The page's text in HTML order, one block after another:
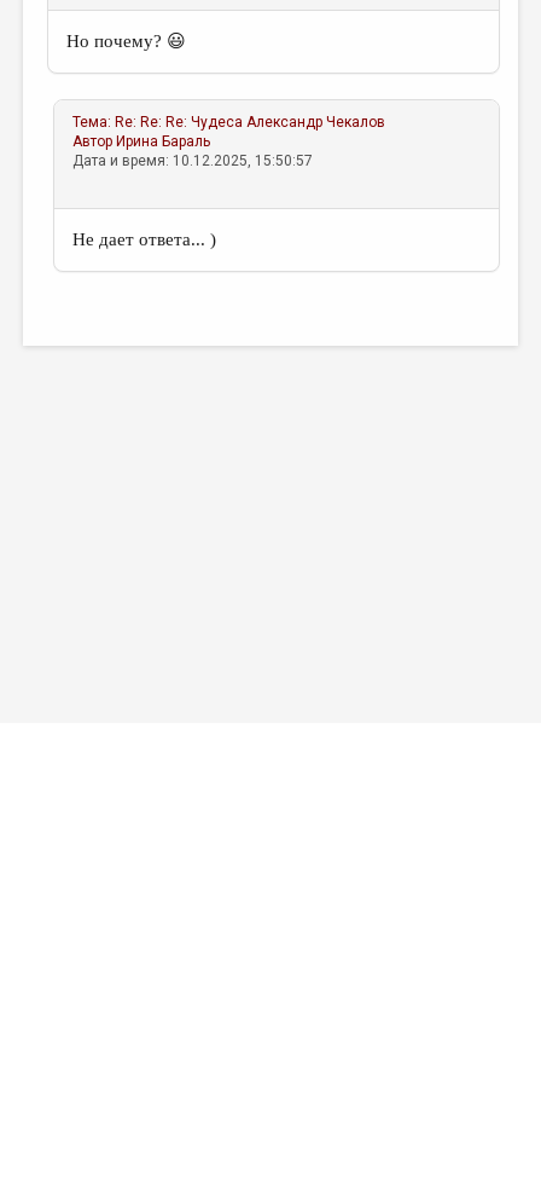
Но почему? 😃
Тема: Re: Re: Re: Чудеса Александр Чекалов
Автор Ирина Бараль
Дата и время: 10.12.2025, 15:50:57
Не дает ответа... )